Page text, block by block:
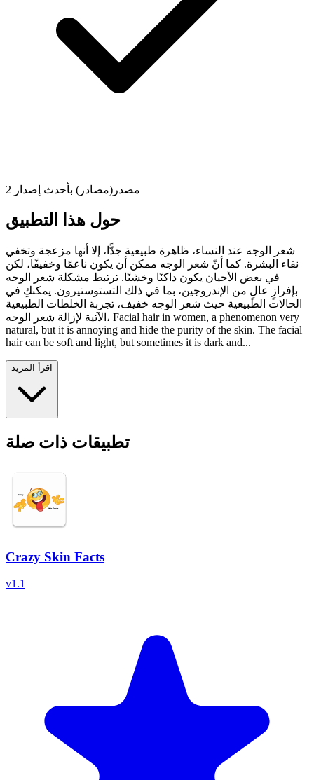
2 مصدر(مصادر) بأحدث إصدار
حول هذا التطبيق
شعر الوجه عند النساء، ظاهرة طبيعية جدًّا، إلا أنها مزعجة وتخفي
نقاء البشرة. كما أنّ شعر الوجه ممكن أن يكون ناعمًا وخفيفًا، لكن
في بعض الأحيان يكون داكنًا وخشنًا. ترتبط مشكلة شعر الوجه
بإفرازٍ عالٍ من الإندروجين، بما في ذلك التستوستيرون. يمكنكِ في
الحالات الطبيعية حيث شعر الوجه خفيف، تجربة الخلطات الطبيعية
الآتية لإزالة شعر الوجه، Facial hair in women, a phenomenon very
natural, but it is annoying and hide the purity of the skin. The facial
hair can be soft and light, but sometimes it is dark and...
اقرأ المزيد
تطبيقات ذات صلة
Crazy Skin Facts
v1.1